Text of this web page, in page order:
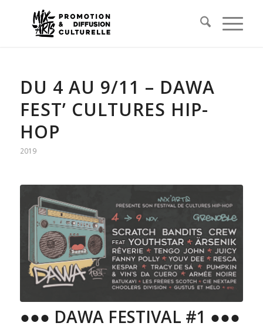
DU 4 AU 9/11 – DAWA
FEST’ CULTURES HIP-
HOP
2019
●●● DAWA FESTIVAL #1 ●●●